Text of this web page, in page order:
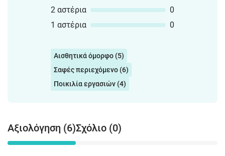
2 αστέρια
0
1 αστέρια
0
Αισθητικά όμορφο (5)
Σαφές περιεχόμενο (6)
Ποικιλία εργασιών (4)
Αξιολόγηση (6)Σχόλιο (0)